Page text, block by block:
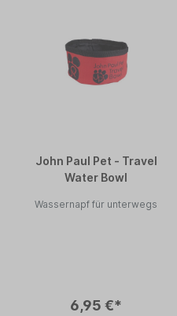
John Paul Pet - Travel
Water Bowl
Wassernapf für unterwegs
6,95 €*